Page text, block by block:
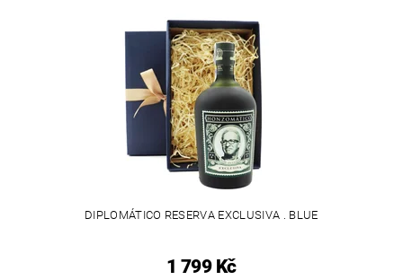
DIPLOMÁTICO RESERVA EXCLUSIVA . BLUE
1 799 Kč